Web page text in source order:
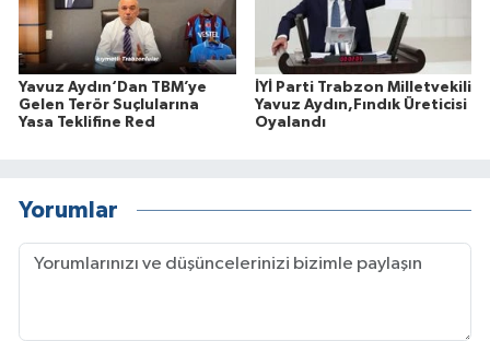
Yavuz Aydın‘Dan TBM’ye
Gelen Terör Suçlularına
Yasa Teklifine Red
İYİ Parti Trabzon Milletvekili
Yavuz Aydın,Fındık Üreticisi
Oyalandı
Yorumlar